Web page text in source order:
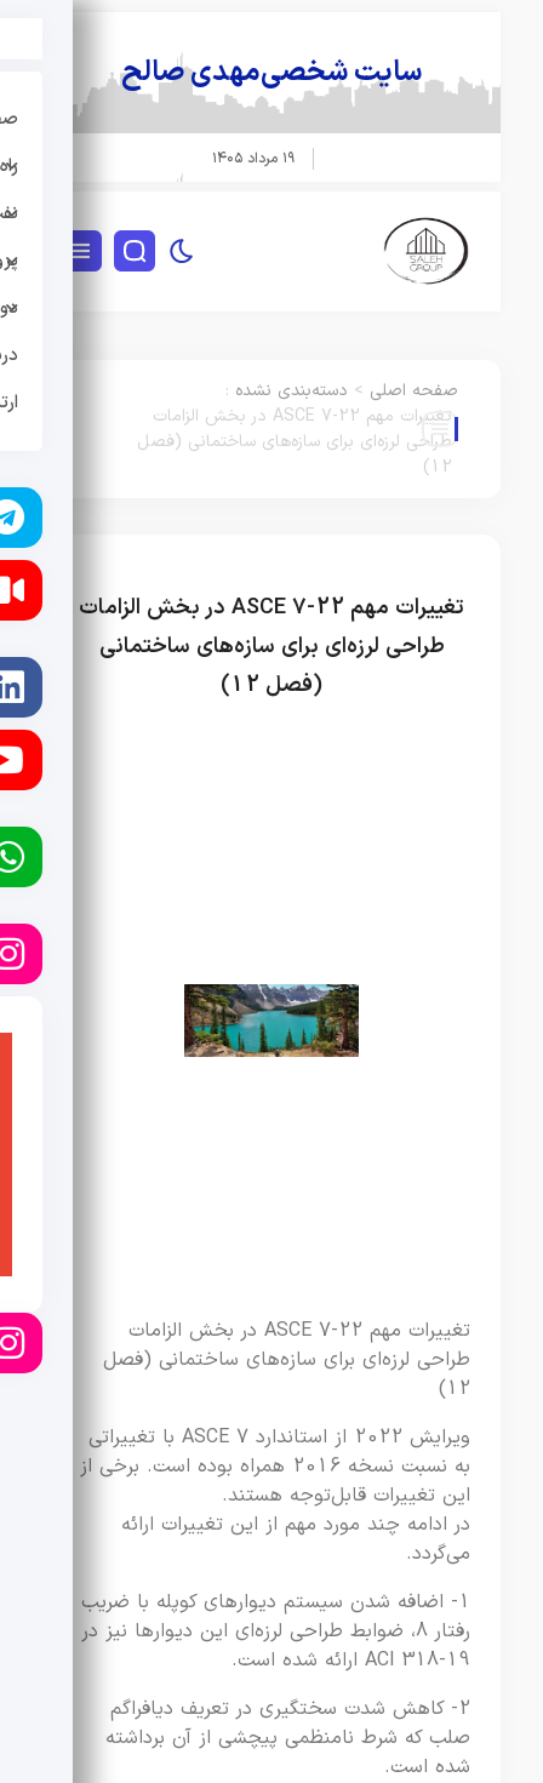
سایت شخصیمهدی صالح
صفحه اصلی > دسته‌بندی نشده :
تغییرات مهم ASCE 7-22 در بخش الزامات
طراحی لرزه‌ای برای سازه‌های ساختمانی (فصل
12)
تغییرات مهم ASCE 7-22 در بخش الزامات
طراحی لرزه‌ای برای سازه‌های ساختمانی
(فصل 12)
تغییرات مهم ASCE 7-22 در بخش الزامات
طراحی لرزه‌ای برای سازه‌های ساختمانی (فصل
12)
ویرایش 2022 از استاندارد ASCE 7 با تغییراتی
به نسبت نسخه 2016 همراه بوده است. برخی از
این تغییرات قابل‌توجه هستند.
در ادامه چند مورد مهم از این تغییرات ارائه
می‌گردد.
1- اضافه شدن سیستم دیوارهای کوپله با ضریب
رفتار 8، ضوابط طراحی لرزه‌ای این دیوارها نیز در
ACI 318-19 ارائه شده است.
2- کاهش شدت سختگیری در تعریف دیافراگم
صلب که شرط نامنظمی پیچشی از آن برداشته
شده است.